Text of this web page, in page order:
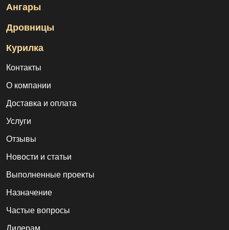
Ангары
Дровницы
Курилка
Контакты
О компании
Доставка и оплата
Услуги
Отзывы
Новости и статьи
Выполненные проекты
Назначение
Частые вопросы